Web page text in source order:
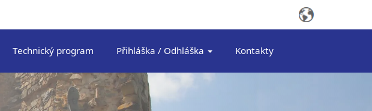
Technický program Přihláška / Odhláška Kontakty